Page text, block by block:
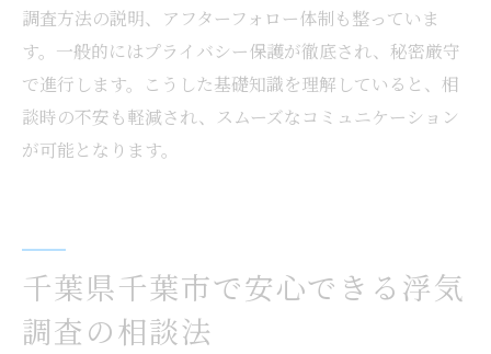
千葉市の浮気調査相談で重視したいサポー
ト内容
浮気調査相談時に安心できるサポート体制
とは
メンタルケアも充実した浮気調査相談の特
千葉市で浮気調査を安心して進めるための秘訣
浮気調査を千葉市で安心して進めるための
調査方法の説明、アフターフォロー体制も整っていま
す。一般的にはプライバシー保護が徹底され、秘密厳守
で進行します。こうした基礎知識を理解していると、相
談時の不安も軽減され、スムーズなコミュニケーション
が可能となります。
千葉県千葉市で安心できる浮気
調査の相談法